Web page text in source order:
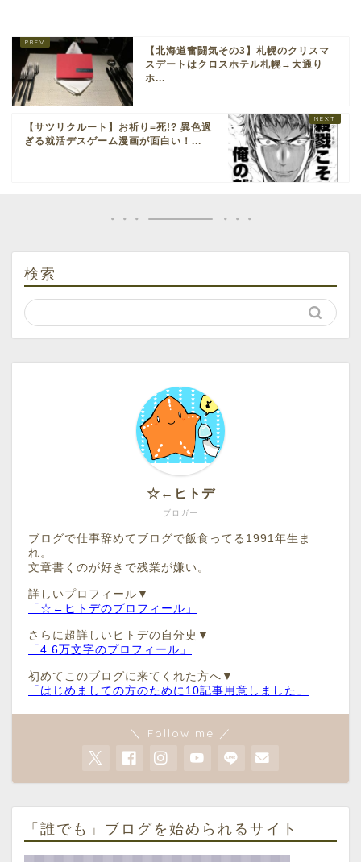
【北海道奮闘気その3】札幌のクリスマ
スデートはクロスホテル札幌→大通り
ホ...
【サツリクルート】お祈り=死!? 異色過
ぎる就活デスゲーム漫画が面白い！...
検索
ブロガー
☆←ヒトデ
ブログで仕事辞めてブログで飯食ってる1991年生ま
れ。
文章書くのが好きで残業が嫌い。
詳しいプロフィール▼
「☆←ヒトデのプロフィール」
さらに超詳しいヒトデの自分史▼
「4.6万文字のプロフィール」
初めてこのブログに来てくれた方へ▼
「はじめましての方のために10記事用意しました」
＼ Follow me ／
「誰でも」ブログを始められるサイト